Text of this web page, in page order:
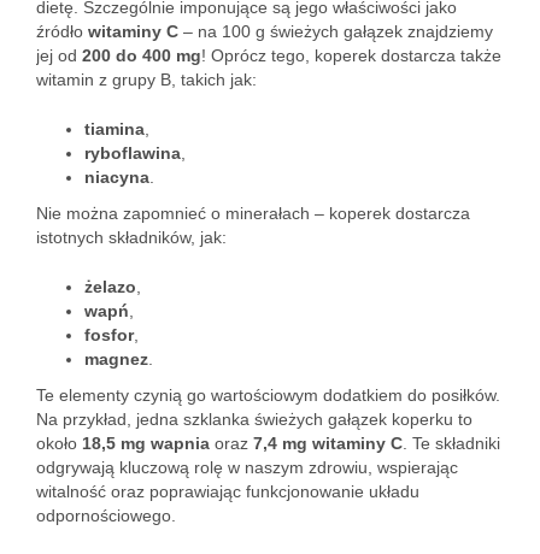
dietę. Szczególnie imponujące są jego właściwości jako
źródło witaminy C – na 100 g świeżych gałązek znajdziemy
jej od 200 do 400 mg! Oprócz tego, koperek dostarcza także
witamin z grupy B, takich jak:
tiamina
ryboflawina
niacyna
Nie można zapomnieć o minerałach – koperek dostarcza
istotnych składników, jak:
żelazo
wapń
fosfor,
magnez
Te elementy czynią go wartościowym dodatkiem do posiłków.
Na przykład, jedna szklanka świeżych gałązek koperku to
około 18,5 mg wapnia oraz 7,4 mg witaminy C . Te składniki
odgrywają kluczową rolę w naszym zdrowiu, wspierając
witalność oraz poprawiając funkcjonowanie układu
odpornościowego.